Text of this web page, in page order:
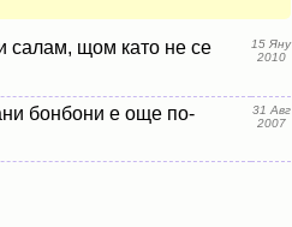
салам, щом като не се
15 Яну
2010
бонбони е още по-
31 Авг
2007